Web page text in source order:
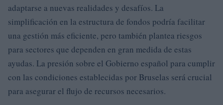
adaptarse a nuevas realidades y desafíos. La
simplificación en la estructura de fondos podría facilitar
una gestión más eficiente, pero también plantea riesgos
para sectores que dependen en gran medida de estas
ayudas. La presión sobre el Gobierno español para cumplir
con las condiciones establecidas por Bruselas será crucial
para asegurar el flujo de recursos necesarios.